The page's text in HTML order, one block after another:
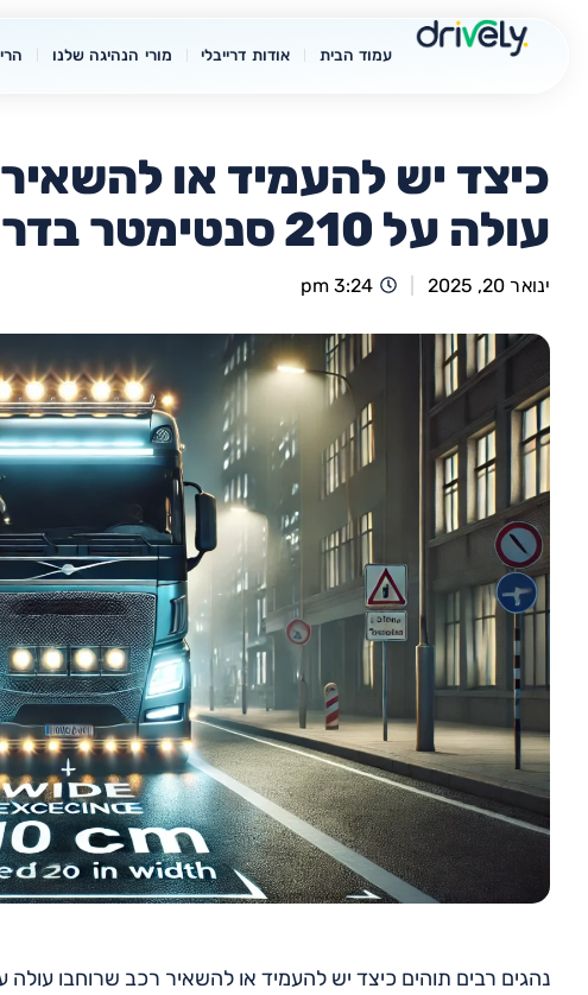
עמוד הבית אודות דרייבלי מורי הנהיגה שלנו
כיצד יש להעמיד או
עולה על 210 סנטימטר בדרך בזמן תאורה?
ינואר 20, 2025 3:24 pm